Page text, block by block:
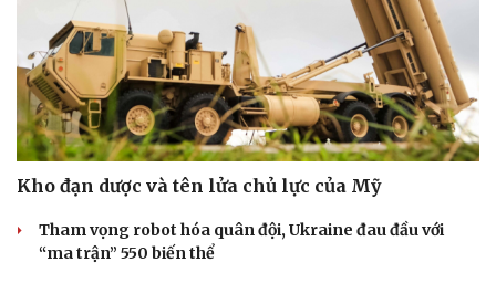
Làm đẹp - giảm cân
Phòng mạch online
Ăn sạch sống khỏe
Kho đạn dược và tên lửa chủ lực của Mỹ
Tham vọng robot hóa quân đội, Ukraine đau đầu với
“ma trận” 550 biến thể